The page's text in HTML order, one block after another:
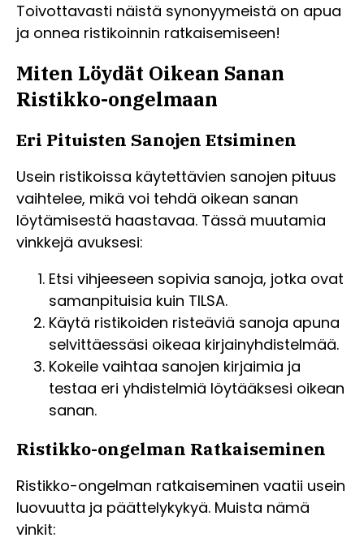
Toivottavasti näistä synonyymeistä on apua
ja onnea ristikoinnin ratkaisemiseen!
Miten Löydät Oikean Sanan
Ristikko-ongelmaan
Eri Pituisten Sanojen Etsiminen
Usein ristikoissa käytettävien sanojen pituus
vaihtelee, mikä voi tehdä oikean sanan
löytämisestä haastavaa. Tässä muutamia
vinkkejä avuksesi:
Etsi vihjeeseen sopivia sanoja, jotka ovat
samanpituisia kuin TILSA.
Käytä ristikoiden risteäviä sanoja apuna
selvittäessäsi oikeaa kirjainyhdistelmää.
Kokeile vaihtaa sanojen kirjaimia ja
testaa eri yhdistelmiä löytääksesi oikean
sanan.
Ristikko-ongelman Ratkaiseminen
Ristikko-ongelman ratkaiseminen vaatii usein
luovuutta ja päättelykykyä. Muista nämä
vinkit: